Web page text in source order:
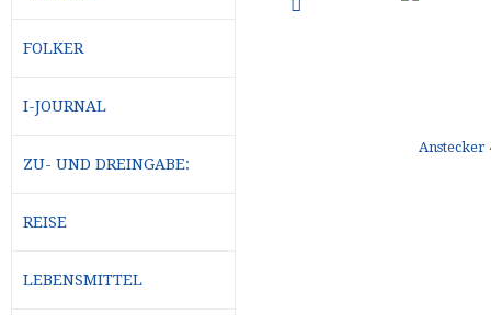
FOLKER
I-JOURNAL
ZU- UND DREINGABE:
REISE
LEBENSMITTEL